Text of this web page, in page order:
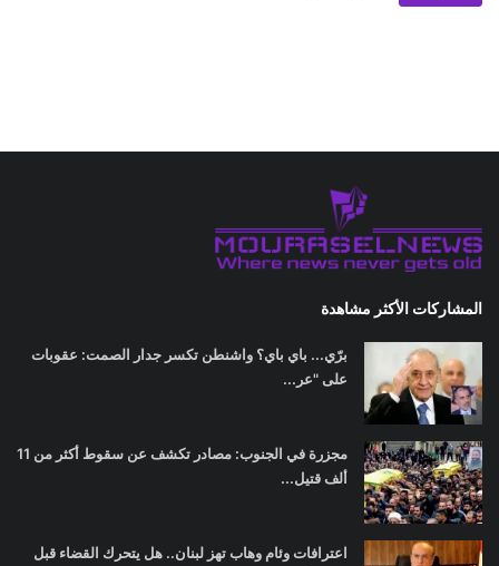
المشاركات الأكثر مشاهدة
برّي... باي باي؟ واشنطن تكسر جدار الصمت: عقوبات
على "عر...
مجزرة في الجنوب: مصادر تكشف عن سقوط أكثر من 11
ألف قتيل...
اعترافات وئام وهاب تهز لبنان.. هل يتحرك القضاء قبل